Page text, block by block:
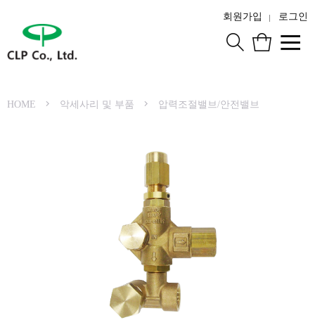
회원가입 로그인
HOME 악세사리 및 부품 압력조절밸브/안전밸브